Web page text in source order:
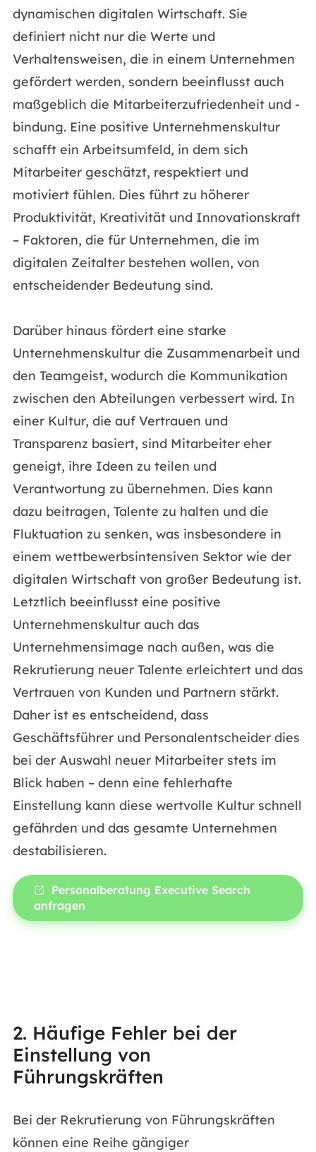
dynamischen digitalen Wirtschaft. Sie
definiert nicht nur die Werte und
Verhaltensweisen, die in einem Unternehmen
gefördert werden, sondern beeinflusst auch
maßgeblich die Mitarbeiterzufriedenheit und -
bindung. Eine positive Unternehmenskultur
schafft ein Arbeitsumfeld, in dem sich
Mitarbeiter geschätzt, respektiert und
motiviert fühlen. Dies führt zu höherer
Produktivität, Kreativität und Innovationskraft
– Faktoren, die für Unternehmen, die im
digitalen Zeitalter bestehen wollen, von
entscheidender Bedeutung sind.
Darüber hinaus fördert eine starke
Unternehmenskultur die Zusammenarbeit und
den Teamgeist, wodurch die Kommunikation
zwischen den Abteilungen verbessert wird. In
einer Kultur, die auf Vertrauen und
Transparenz basiert, sind Mitarbeiter eher
geneigt, ihre Ideen zu teilen und
Verantwortung zu übernehmen. Dies kann
dazu beitragen, Talente zu halten und die
Fluktuation zu senken, was insbesondere in
einem wettbewerbsintensiven Sektor wie der
digitalen Wirtschaft von großer Bedeutung ist.
Letztlich beeinflusst eine positive
Unternehmenskultur auch das
Unternehmensimage nach außen, was die
Rekrutierung neuer Talente erleichtert und das
Vertrauen von Kunden und Partnern stärkt.
Daher ist es entscheidend, dass
Geschäftsführer und Personalentscheider dies
bei der Auswahl neuer Mitarbeiter stets im
Blick haben – denn eine fehlerhafte
Einstellung kann diese wertvolle Kultur schnell
gefährden und das gesamte Unternehmen
destabilisieren.
Personalberatung Executive Search
anfragen
2. Häufige Fehler bei der
Einstellung von
Führungskräften
Bei der Rekrutierung von Führungskräften
können eine Reihe gängiger